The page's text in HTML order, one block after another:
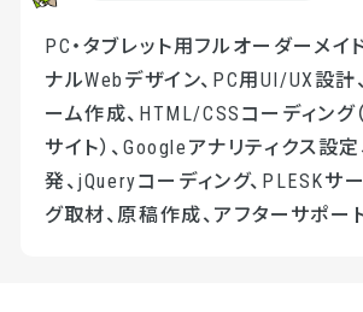
PC・タブレット用フルオーダーメイ
ナルWebデザイン、PC用UI/UX設計
ーム作成、HTML/CSSコーディング
サイト）、Googleアナリティクス設
発、jQueryコーディング、PLESKサ
グ取材、原稿作成、アフターサポー